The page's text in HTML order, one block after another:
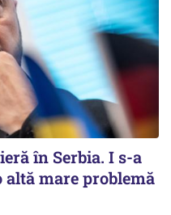
în Serbia. I s-a
mare problemă